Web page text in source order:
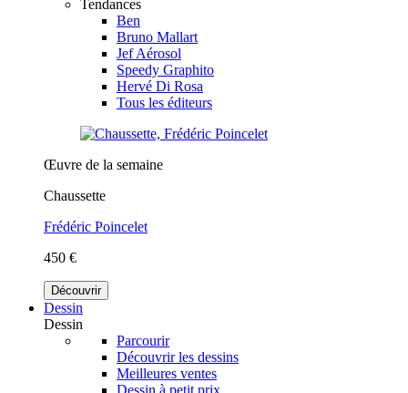
Tendances
Ben
Bruno Mallart
Jef Aérosol
Speedy Graphito
Hervé Di Rosa
Tous les éditeurs
Œuvre de la semaine
Chaussette
Frédéric Poincelet
450 €
Découvrir
Dessin
Dessin
Parcourir
Découvrir les dessins
Meilleures ventes
Dessin à petit prix